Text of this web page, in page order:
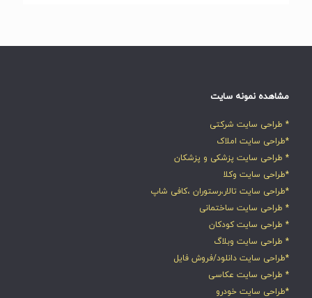
مشاهده نمونه سایت
* طراحی سایت شرکتی
*طراحی سایت املاک
* طراحی سایت پزشکی و پزشکان
*طراحی سایت وکلا
*طراحی سایت تالار،رستوران ،کافی شاپ
* طراحی سایت ساختمانی
* طراحی سایت کودکان
* طراحی سایت وبلاگ
*طراحی سایت دانلود/فروش فایل
* طراحی سایت عکاسی
*طراحی سایت خودرو